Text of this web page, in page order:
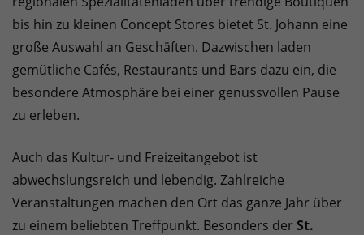
bis hin zu kleinen Concept Stores bietet St. Johann eine
große Auswahl an Geschäften. Dazwischen laden
gemütliche Cafés, Restaurants und Bars dazu ein, die
besondere Atmosphäre bei einer genussvollen Pause
zu erleben.
Auch das Kultur- und Freizeitangebot ist
abwechslungsreich und lebendig. Zahlreiche
Veranstaltungen machen den Ort das ganze Jahr über
zu einem beliebten Treffpunkt. Besonders der St.